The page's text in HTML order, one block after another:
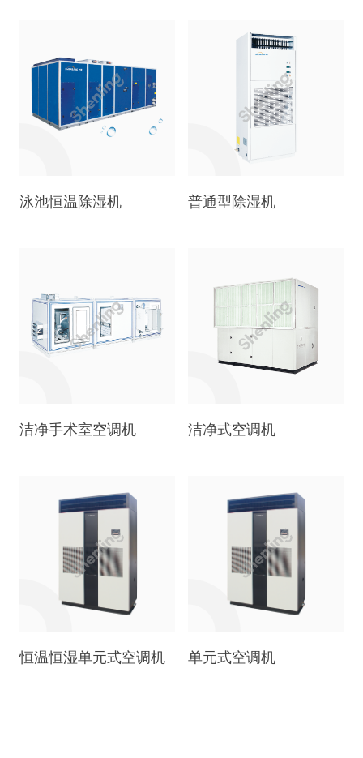
泳池恒温除湿机 普通型除湿机
洁净手术室空调机 洁净式空调机
恒温恒湿单元式空调机 单元式空调机